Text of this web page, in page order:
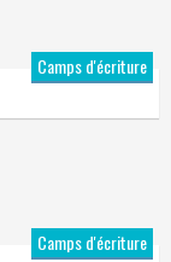
Camps d'écriture
Camps d'écriture